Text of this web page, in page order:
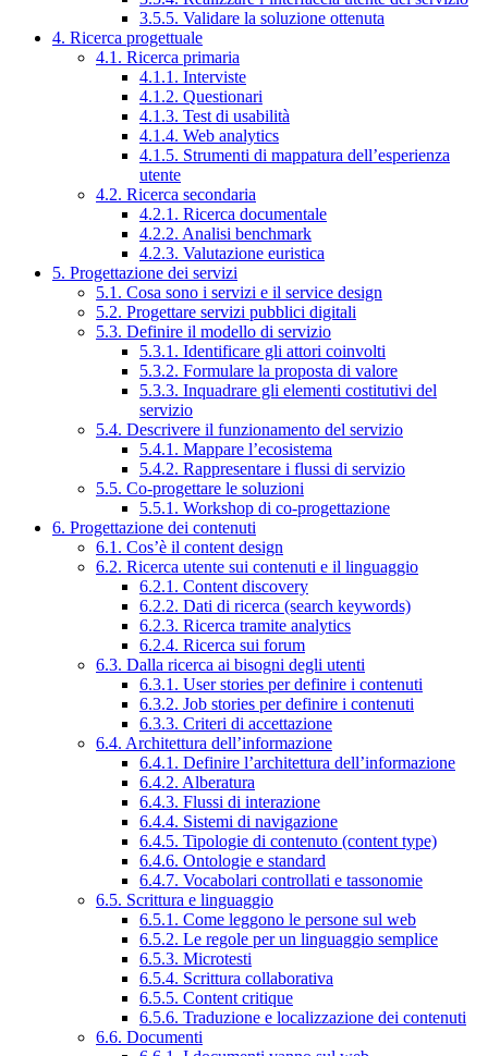
3.5.5. Validare la soluzione ottenuta
4. Ricerca progettuale
4.1. Ricerca primaria
4.1.1. Interviste
4.1.2. Questionari
4.1.3. Test di usabilità
4.1.4. Web analytics
4.1.5. Strumenti di mappatura dell’esperienza
utente
4.2. Ricerca secondaria
4.2.1. Ricerca documentale
4.2.2. Analisi benchmark
4.2.3. Valutazione euristica
5. Progettazione dei servizi
5.1. Cosa sono i servizi e il service design
5.2. Progettare servizi pubblici digitali
5.3. Definire il modello di servizio
5.3.1. Identificare gli attori coinvolti
5.3.2. Formulare la proposta di valore
5.3.3. Inquadrare gli elementi costitutivi del
servizio
5.4. Descrivere il funzionamento del servizio
5.4.1. Mappare l’ecosistema
5.4.2. Rappresentare i flussi di servizio
5.5. Co-progettare le soluzioni
5.5.1. Workshop di co-progettazione
6. Progettazione dei contenuti
6.1. Cos’è il content design
6.2. Ricerca utente sui contenuti e il linguaggio
6.2.1. Content discovery
6.2.2. Dati di ricerca (search keywords)
6.2.3. Ricerca tramite analytics
6.2.4. Ricerca sui forum
6.3. Dalla ricerca ai bisogni degli utenti
6.3.1. User stories per definire i contenuti
6.3.2. Job stories per definire i contenuti
6.3.3. Criteri di accettazione
6.4. Architettura dell’informazione
6.4.1. Definire l’architettura dell’informazione
6.4.2. Alberatura
6.4.3. Flussi di interazione
6.4.4. Sistemi di navigazione
6.4.5. Tipologie di contenuto (content type)
6.4.6. Ontologie e standard
6.4.7. Vocabolari controllati e tassonomie
6.5. Scrittura e linguaggio
6.5.1. Come leggono le persone sul web
6.5.2. Le regole per un linguaggio semplice
6.5.3. Microtesti
6.5.4. Scrittura collaborativa
6.5.5. Content critique
6.5.6. Traduzione e localizzazione dei contenuti
6.6. Documenti